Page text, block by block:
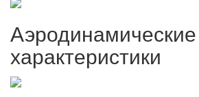
Аэродинамические
характеристики